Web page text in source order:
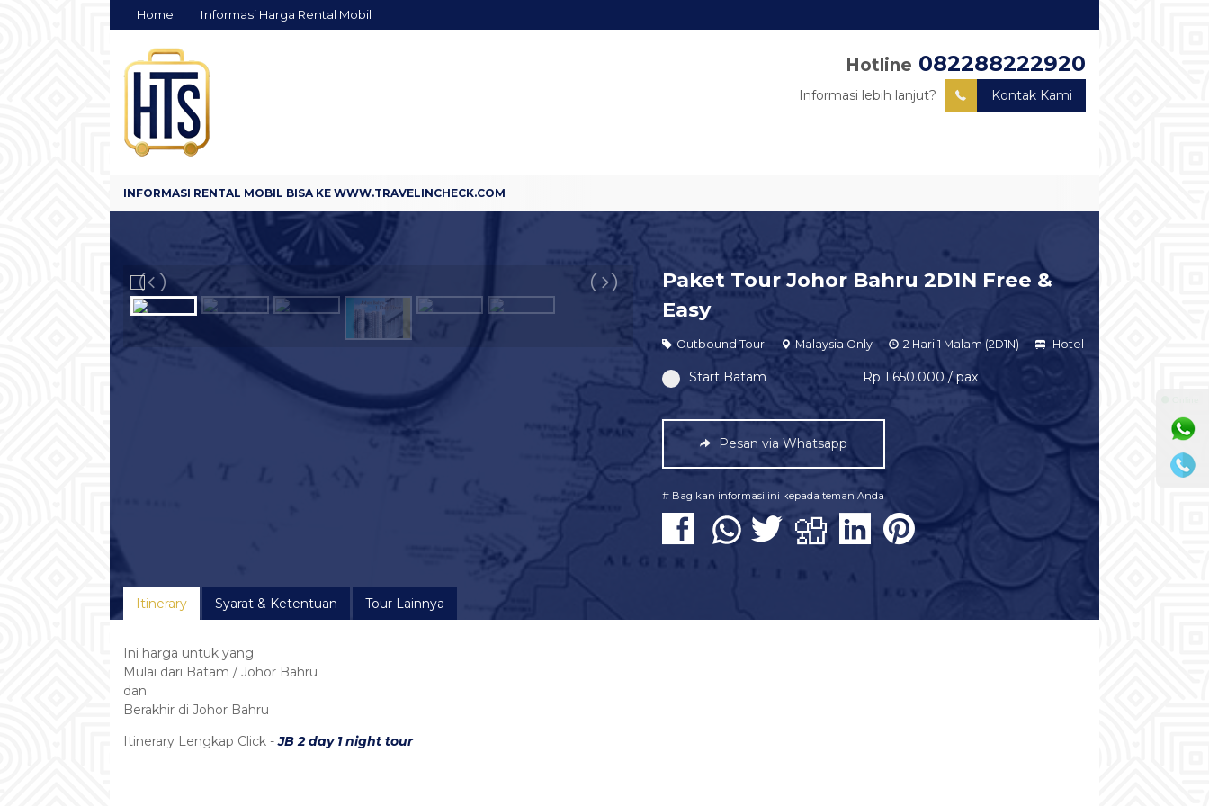
Home Informasi Harga Rental Mobil
Hotline 082288222920
Informasi lebih lanjut? Kontak Kami
Paket Tour Johor Bahru 2D1N Free &
Easy
Outbound Tour Malaysia Only 2 Hari 1 Malam (2D1N) Hotel
Start Batam Rp 1.650.000 / pax
Pesan via Whatsapp
# Bagikan informasi ini kepada teman Anda
Itinerary Syarat & Ketentuan Tour Lainnya
Ini harga untuk yang
Mulai dari Batam / Johor Bahru
dan
Berakhir di Johor Bahru
Itinerary Lengkap Click -JB 2 day 1 night tour